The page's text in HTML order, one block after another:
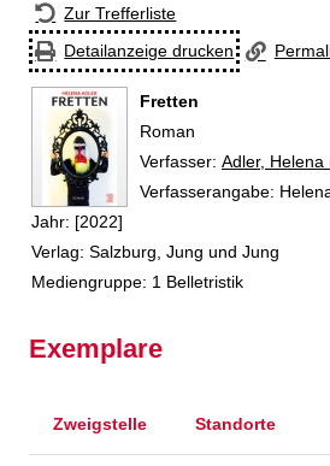
Zur Trefferliste
Detailanzeige drucken
Fretten
Roman
Verfasser: Suche nach
Adler, Helena
Verfasserangabe:
Jahr: [2022]
Verlag: Salzburg, Jung und Jung
Mediengruppe: 1 Belletristik
Exemplare
Zweigstelle Standorte